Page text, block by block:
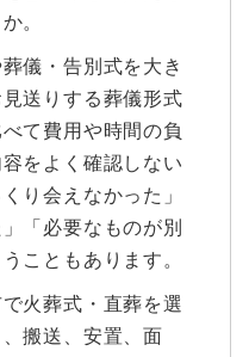
。
儀・告別式を大き
送りする葬儀形式
て費用や時間の負
をよく確認しない
り会えなかった」
「必要なものが別
こともあります。
火葬式・直葬を選
搬送、安置、面